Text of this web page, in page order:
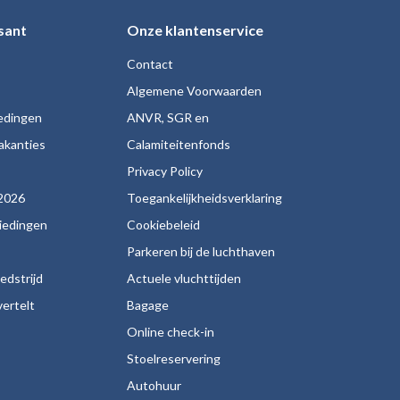
Onze klantenservice
Contact
Algemene Voorwaarden
ANVR, SGR en
Calamiteitenfonds
Privacy Policy
Toegankelijkheidsverklaring
Cookiebeleid
Parkeren bij de luchthaven
Actuele vluchttijden
Bagage
Online check-in
Stoelreservering
Autohuur